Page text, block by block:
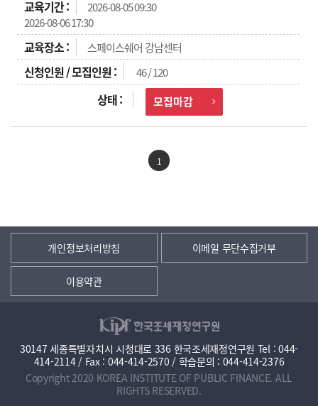
2026-08-05 09:30
2026-08-06 17:30
스페이스쉐어 강남센터
46 / 120
모집마감
1
개인정보처리방침 이메일 무단수집거부
이용약관
30147 세종특별자치시 시청대로 336 한국조세재정연구원 Tel : 044-
414-2114 / Fax : 044-414-2570 / 학습문의 : 044-414-2376
Copyright 2020 KOREA INSTITUTE OF PUBLIC FINANCE. ALL
RIGHTS RESERVED.